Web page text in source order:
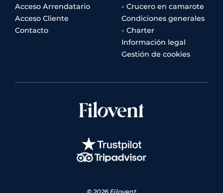
Acceso Arrendatario
Acceso Cliente
Contacto
- Crucero en camarote
Condiciones generales
- Charter
Información legal
Gestión de cookies